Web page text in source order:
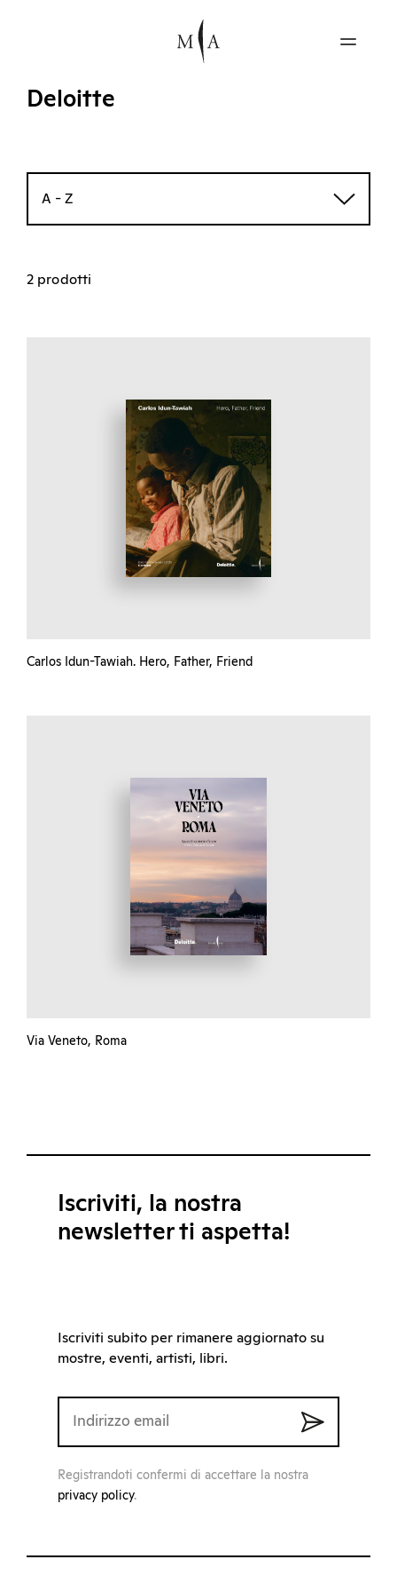
Deloitte
A - Z
2 prodotti
Carlos Idun-Tawiah. Hero, Father, Friend
Via Veneto, Roma
Iscriviti, la nostra
newsletter ti aspetta!
Iscriviti subito per rimanere aggiornato su
mostre, eventi, artisti, libri.
Registrandoti confermi di accettare la nostra
privacy policy.